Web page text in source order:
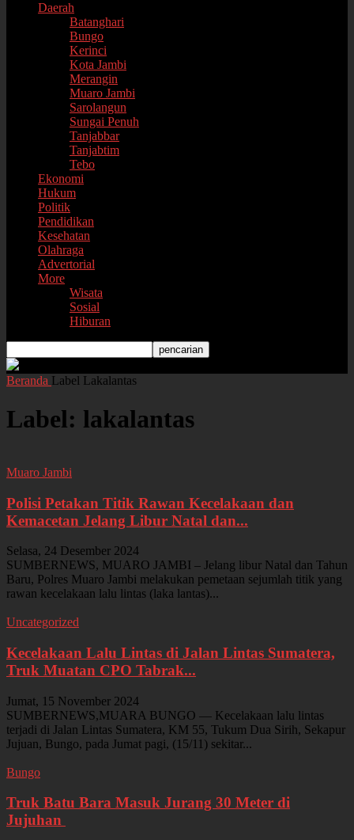
Daerah
Batanghari
Bungo
Kerinci
Kota Jambi
Merangin
Muaro Jambi
Sarolangun
Sungai Penuh
Tanjabbar
Tanjabtim
Tebo
Ekonomi
Hukum
Politik
Pendidikan
Kesehatan
Olahraga
Advertorial
More
Wisata
Sosial
Hiburan
Beranda Label Lakalantas
Label: lakalantas
Muaro Jambi
Polisi Petakan Titik Rawan Kecelakaan dan
Kemacetan Jelang Libur Natal dan...
Selasa, 24 Desember 2024
SUMBERNEWS, MUARO JAMBI – Jelang libur Natal dan Tahun
Baru, Polres Muaro Jambi melakukan pemetaan sejumlah titik yang
rawan kecelakaan lalu lintas (laka lantas)...
Uncategorized
Kecelakaan Lalu Lintas di Jalan Lintas Sumatera,
Truk Muatan CPO Tabrak...
Jumat, 15 November 2024
SUMBERNEWS,MUARA BUNGO — Kecelakaan lalu lintas
terjadi di Jalan Lintas Sumatera, KM 55, Tukum Dua Sirih, Sekapur
Jujuan, Bungo, pada Jumat pagi, (15/11) sekitar...
Bungo
Truk Batu Bara Masuk Jurang 30 Meter di
Jujuhan